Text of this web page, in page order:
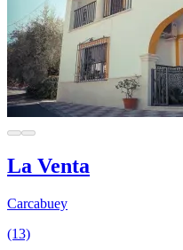
La Venta
Carcabuey
(13)